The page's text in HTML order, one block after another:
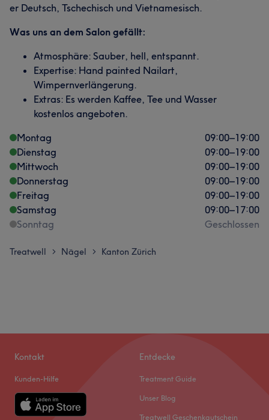
er Deutsch, Tschechisch und Vietnamesisch.
Was uns an dem Salon gefällt:
Atmosphäre: Sauber, hell, entspannt.
Expertise: Hand painted Nailart,
Wimpernverlängerung.
Extras: Es werden Kaffee, Tee und Wasser
kostenlos angeboten.
Montag
09:00–19:00
Dienstag
09:00–19:00
Mittwoch
09:00–19:00
Donnerstag
09:00–19:00
Freitag
09:00–19:00
Samstag
09:00–17:00
Sonntag
Geschlossen
Treatwell > Nägel > Kanton Zürich
Kontakt
Kunden-Hilfe
Entdecke
Treatment Guide
Unser Blog
Treatwell Geschenkgutschein